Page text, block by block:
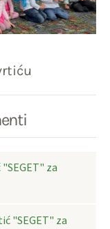
za
"SEGET" za